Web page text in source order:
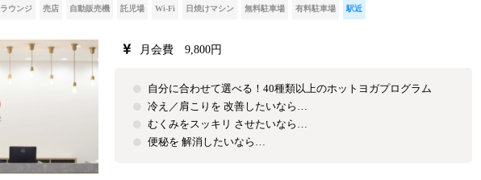
ウンジ 売店 自動販売機 託児場 Wi-Fi 日焼けマシン 無料駐車場 有料駐車場 駅近
月会費 9,800円
自分に合わせて選べる！40種類以上のホットヨガプログラム
冷え／肩こりを 改善したいなら…
むくみをスッキリ させたいなら…
便秘を 解消したいなら…